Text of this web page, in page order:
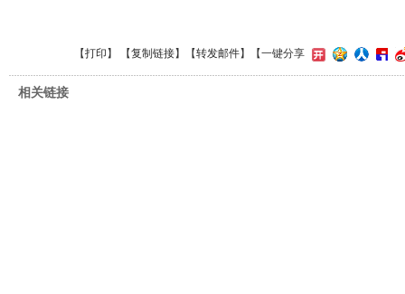
【打印 】 【复制链接】【转发邮件】 【一键分享
相关链接